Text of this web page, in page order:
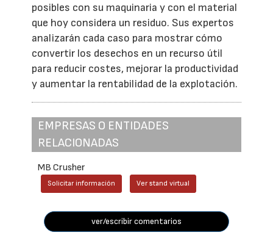
posibles con su maquinaria y con el material
que hoy considera un residuo. Sus expertos
analizarán cada caso para mostrar cómo
convertir los desechos en un recurso útil
para reducir costes, mejorar la productividad
y aumentar la rentabilidad de la explotación.
EMPRESAS O ENTIDADES
RELACIONADAS
MB Crusher
Solicitar información Ver stand virtual
ver/escribir comentarios